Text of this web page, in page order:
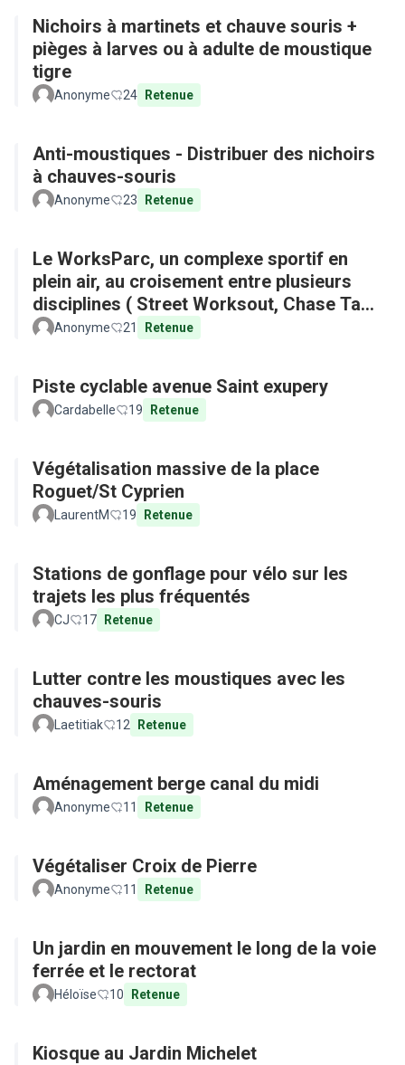
Nichoirs à martinets et chauve souris +
pièges à larves ou à adulte de moustique
tigre
Anonyme 24 Retenue
Anti-moustiques - Distribuer des nichoirs
à chauves-souris
Anonyme 23 Retenue
Le WorksParc, un complexe sportif en
plein air, au croisement entre plusieurs
disciplines ( Street Worksout, Chase Tag,
Parkour)
Anonyme 21 Retenue
Piste cyclable avenue Saint exupery
Cardabelle 19 Retenue
Végétalisation massive de la place
Roguet/St Cyprien
LaurentM 19 Retenue
Stations de gonflage pour vélo sur les
trajets les plus fréquentés
CJ 17 Retenue
Lutter contre les moustiques avec les
chauves-souris
Laetitiak 12 Retenue
Aménagement berge canal du midi
Anonyme 11 Retenue
Végétaliser Croix de Pierre
Anonyme 11 Retenue
Un jardin en mouvement le long de la voie
ferrée et le rectorat
Héloïse 10 Retenue
Kiosque au Jardin Michelet